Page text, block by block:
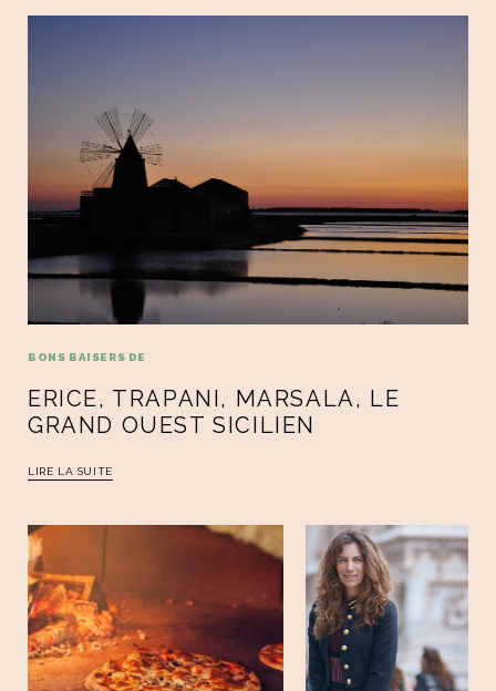
BONS BAISERS DE
ERICE, TRAPANI, MARSALA, LE
GRAND OUEST SICILIEN
LIRE LA SUITE